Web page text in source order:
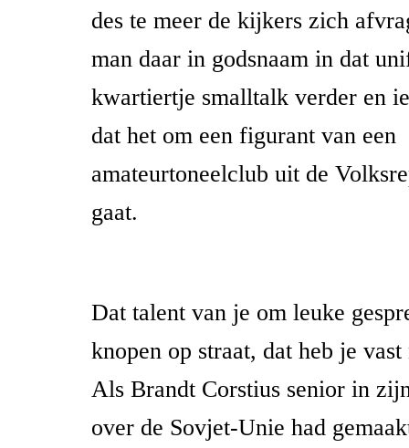
des te meer de kijkers zich
man daar in godsnaam in dat
kwartiertje smalltalk verder en
dat het om een figurant van een
amateurtoneelclub uit de
gaat.
Dat talent van je om leuke
knopen op straat, dat heb je
Als Brandt Corstius senior in
over de Sovjet-Unie had